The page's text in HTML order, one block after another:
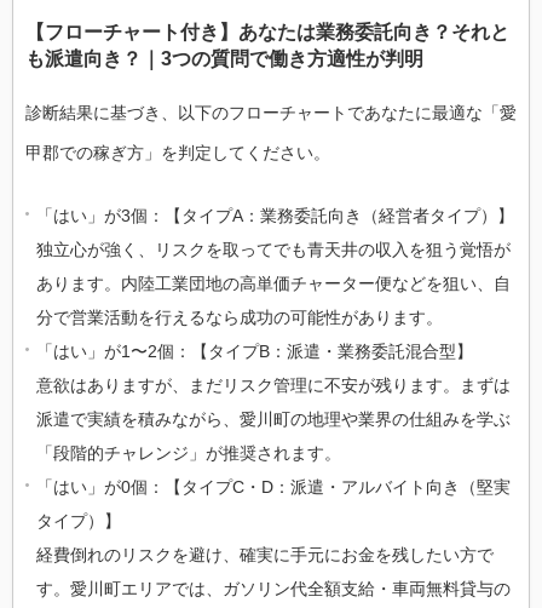
【フローチャート付き】あなたは業務委託向き？それと
も派遣向き？｜3つの質問で働き方適性が判明
診断結果に基づき、以下のフローチャートであなたに最適な「愛
甲郡での稼ぎ方」を判定してください。
「はい」が3個：【タイプA：業務委託向き（経営者タイプ）】
独立心が強く、リスクを取ってでも青天井の収入を狙う覚悟が
あります。内陸工業団地の高単価チャーター便などを狙い、自
分で営業活動を行えるなら成功の可能性があります。
「はい」が1〜2個：【タイプB：派遣・業務委託混合型】
意欲はありますが、まだリスク管理に不安が残ります。まずは
派遣で実績を積みながら、愛川町の地理や業界の仕組みを学ぶ
「段階的チャレンジ」が推奨されます。
「はい」が0個：【タイプC・D：派遣・アルバイト向き（堅実
タイプ）】
経費倒れのリスクを避け、確実に手元にお金を残したい方で
す。愛川町エリアでは、ガソリン代全額支給・車両無料貸与の